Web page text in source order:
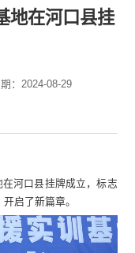
地在河口县挂
：2024-08-29
河口县挂牌成立，标志
启了新篇章。